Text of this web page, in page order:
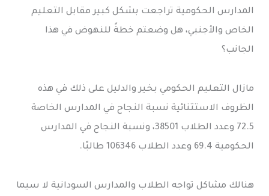
المدارس الحكومية تراجعت بشكل كبير مقابل التعليم
الخاص والأجنبي، هل وضعتم خطةً للنهوض في هذا
الجانب؟
مازال التعليم الحكومي بخير والدليل على ذلك في هذه
الظروف الاستثنائية نسبة النجاح في المدارس الخاصة
72.5 وعدد الطلاب 38501، ونسبة النجاح في المدارس
الحكومية 69.4 وعدد الطلاب 106346 طالبًا.
هنالك مشاكل تواجه الطلاب والمدارس السودانية لا سيما